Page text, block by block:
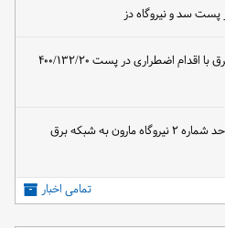
سد و نیروگاه دز
جلوگیری از خاموشی گسترده شبکه برق با اقدام اضطراری در پست ۴۰۰/۱۳۲/۲۰
پس از اجرای عملیات گسترده فنی، واحد شماره ۲ نیروگاه مارون به شبکه برق
تمامی اخبار